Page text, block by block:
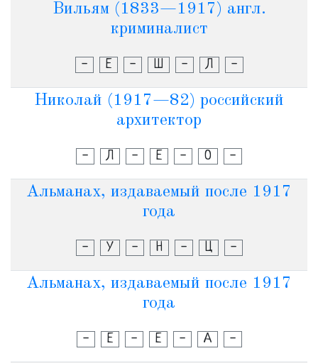
Вильям (1833—1917) англ.
криминалист
- Е - Ш - Л -
Николай (1917—82) российский
архитектор
- Л - Е - О -
Альманах, издаваемый после 1917
года
- У - Н - Ц -
Альманах, издаваемый после 1917
года
- Е - Е - А -